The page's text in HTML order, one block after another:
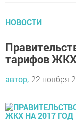
НОВОСТИ
тарифов
автор, 22 ноября